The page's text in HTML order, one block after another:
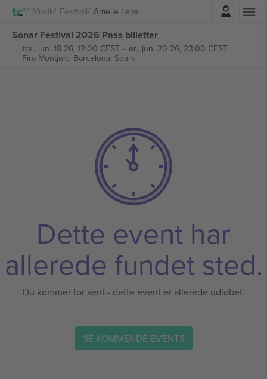
Musik Festival Amelie Lens
Sonar Festival 2026 Pass billetter
tor., jun. 18 26, 12:00 CEST- lør., jun. 20 26, 23:00 CEST
Fira Montjuïc, Barcelona, Spain
Dette event har
allerede fundet sted.
Du kommer for sent - dette event er allerede udløbet.
SE KOMMENDE EVENTS